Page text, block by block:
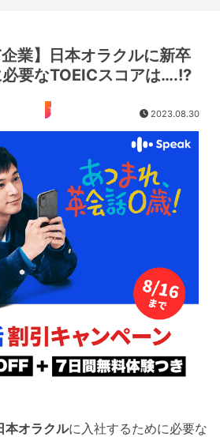
企業】日本オラクルに新卒
要なTOEICスコアは….!?
TOEIC 2023.08.30
本オラクルに入社するために必要な